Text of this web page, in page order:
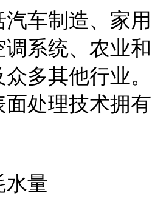
车制造、家用
系统、农业和
多其他行业。
处理技术拥有
水量